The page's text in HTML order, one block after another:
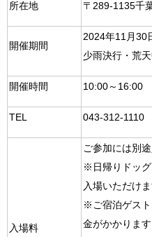
所在地 〒289-1135千
開催期間
2024年11月30
少雨決行・荒
開催時間 10:00～16:00
TEL 043-312-1110
入場料
ご参加には別
※日帰りドッ
入場いただけま
※ご宿泊ゲス
金がかかります